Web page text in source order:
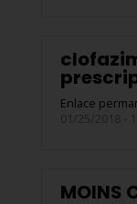
Enlace
01/25/2018 -
MOINS